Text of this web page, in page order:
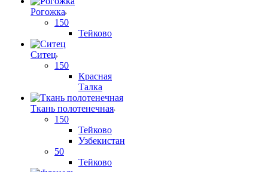
Рогожка
150
Тейково
Ситец
150
Красная
Талка
Ткань полотенечная
150
Тейково
Узбекистан
50
Тейково